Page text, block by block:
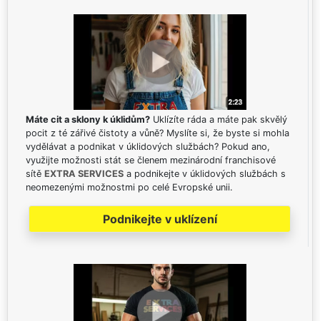
Máte cit a sklony k úklidům? Uklízíte ráda a máte pak skvělý
pocit z té zářivé čistoty a vůně? Myslíte si, že byste si mohla
vydělávat a podnikat v úklidových službách? Pokud ano,
využijte možnosti stát se členem mezinárodní franchisové
sítě EXTRA SERVICES a podnikejte v úklidových službách s
neomezenými možnostmi po celé Evropské unii.
Podnikejte v uklízení